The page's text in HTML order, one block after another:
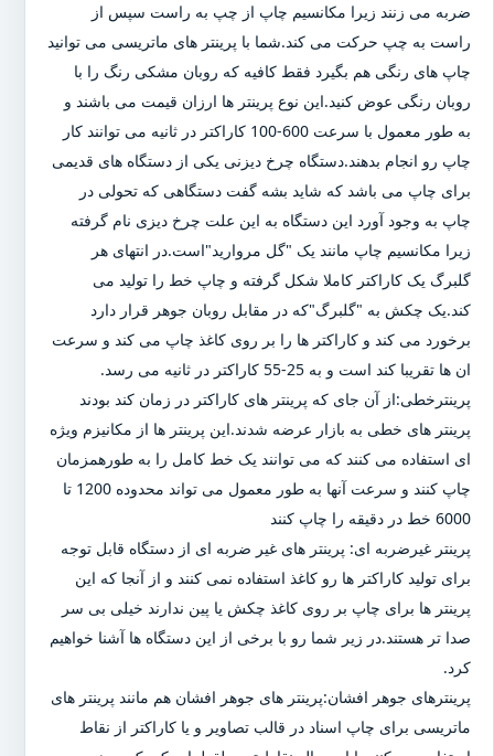
ضربه می زنند زیرا مکانسیم چاپ از چپ به راست سپس از
راست به چپ حرکت می کند.شما با پرینتر های ماتریسی می توانید
چاپ های رنگی هم بگیرد فقط کافیه که روبان مشکی رنگ را با
روبان رنگی عوض کنید.این نوع پرینتر ها ارزان قیمت می باشند و
به طور معمول با سرعت 600-100 کاراکتر در ثانیه می توانند کار
چاپ رو انجام بدهند.دستگاه چرخ دیزنی یکی از دستگاه های قدیمی
برای چاپ می باشد که شاید بشه گفت دستگاهی که تحولی در
چاپ به وجود آورد این دستگاه به این علت چرخ دیزی نام گرفته
زیرا مکانسیم چاپ مانند یک "گل مروارید"است.در انتهای هر
گلبرگ یک کاراکتر کاملا شکل گرفته و چاپ خط را تولید می
کند.یک چکش به "گلبرگ"که در مقابل روبان جوهر قرار دارد
برخورد می کند و کاراکتر ها را بر روی کاغذ چاپ می کند و سرعت
ان ها تقریبا کند است و به 25-55 کاراکتر در ثانیه می رسد.
پرینترخطی:از آن جای که پرینتر های کاراکتر در زمان کند بودند
پرینتر های خطی به بازار عرضه شدند.این پرینتر ها از مکانیزم ویژه
ای استفاده می کنند که می توانند یک خط کامل را به طورهمزمان
چاپ کنند و سرعت آنها به طور معمول می تواند محدوده 1200 تا
6000 خط در دقیقه را چاپ کنند
پرینتر غیرضربه ای: پرینتر های غیر ضربه ای از دستگاه قابل توجه
برای تولید کاراکتر ها رو کاغذ استفاده نمی کنند و از آنجا که این
پرینتر ها برای چاپ بر روی کاغذ چکش یا پین ندارند خیلی بی سر
صدا تر هستند.در زیر شما رو با برخی از این دستگاه ها آشنا خواهیم
کرد.
پرینترهای جوهر افشان:پرینتر های جوهر افشان هم مانند پرینتر های
ماتریسی برای چاپ اسناد در قالب تصاویر و یا کاراکتر از نقاط